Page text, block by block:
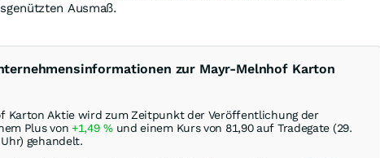
Ausmaß.
zur Mayr-Melnhof Karton
Karton Aktie wird zum Zeitpunkt der Veröffentlichung der
Plus von +1,49%und einem Kurs von 81,90 auf Tradegate (29.
gehandelt.